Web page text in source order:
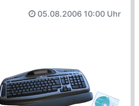
05.08.2006 10:00 Uhr